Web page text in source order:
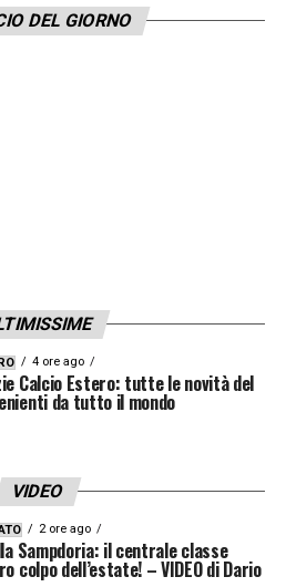
DEL GIORNO
4 ore ago
Calcio Estero: tutte le novità del
da tutto il mondo
VIDEO
2 ore ago
Sampdoria: il centrale classe
colpo dell’estate! – VIDEO di Dario